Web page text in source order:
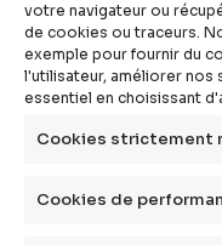
votre navigateur ou
de cookies ou traceurs.
exemple pour fournir du
l'utilisateur, améliorer nos
essentiel en choisissant
Cookies strictement
Cookies de
ogm-ntg
pma-gpa
transhumanisme